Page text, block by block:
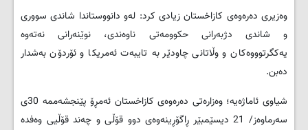
وه‌زیری ده‌ره‌وه‌ی کازاخستان زیادی کرد: له‌و دانووستاندا شاندی سووری
و شاندی دژبه‌رانی حکوومه‌تی ناوه‌ندی، نوێنه‌رانی نه‌ته‌وه‌
یه‌کگرتوووه‌کان و وڵاتانی چاودێر به‌ تایبه‌ت ئه‌مریکا و ئۆردۆن به‌شدار
ده‌بن.
شیاوی ئاماژه‌یه‌؛ وه‌زاره‌تی ده‌ره‌وه‌ی کازاخستان ئه‌مڕۆ پێنجشه‌ممه‌ 30ی
سه‌رماوه‌ز/ 21 دیسێمبێر ڕاگۆڕینه‌وه‌ی دوو قۆڵی و چه‌ند قۆڵیی وه‌فده‌